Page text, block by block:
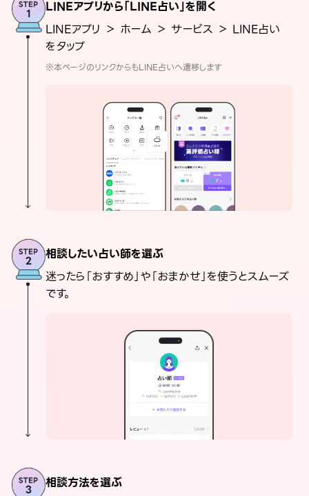
LINEアプリから「LINE占い」を開く
LINEアプリ ＞ ホーム ＞ サービス ＞ LINE占い
をタップ
※本ページのリンクからもLINE占いへ遷移します
相談したい占い師を選ぶ
迷ったら「おすすめ」や「おまかせ」を使うとスムーズ
です。
相談方法を選ぶ